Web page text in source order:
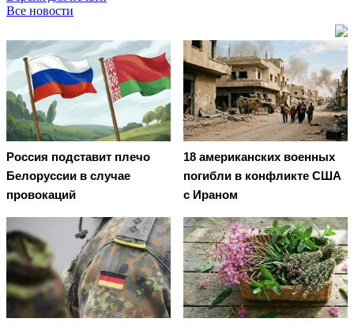
Все новости
Россия подставит плечо
Белоруссии в случае
провокаций
18 американских военных
погибли в конфликте США
с Ираном